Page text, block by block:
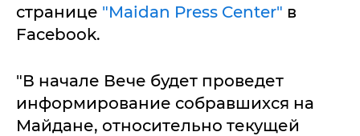
странице "Maidan Press Center" в
Facebook.
"В начале Вече будет проведет
информирование собравшихся на
Майдане, относительно текущей